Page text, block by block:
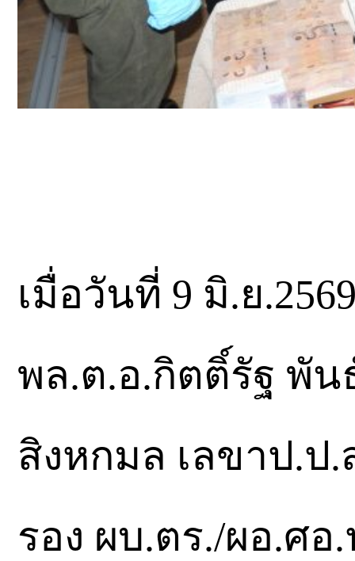
เมื่อวันที่ 9 มิ.ย
พล.ต.อ.กิตติ์รัฐ พัน
สิงหกมล เลขาป.ป
รอง ผบ.ตร./ผอ.ศ